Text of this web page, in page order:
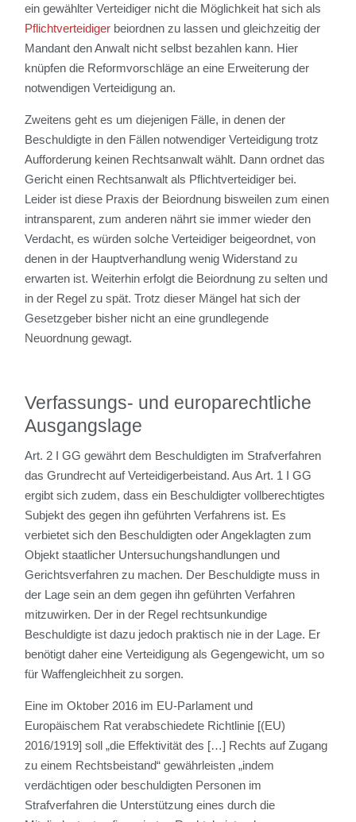
ein gewählter Verteidiger nicht die Möglichkeit hat sich als
Pflichtverteidiger beiordnen zu lassen und gleichzeitig der
Mandant den Anwalt nicht selbst bezahlen kann. Hier
knüpfen die Reformvorschläge an eine Erweiterung der
notwendigen Verteidigung an.
Zweitens geht es um diejenigen Fälle, in denen der
Beschuldigte in den Fällen notwendiger Verteidigung trotz
Aufforderung keinen Rechtsanwalt wählt. Dann ordnet das
Gericht einen Rechtsanwalt als Pflichtverteidiger bei.
Leider ist diese Praxis der Beiordnung bisweilen zum einen
intransparent, zum anderen nährt sie immer wieder den
Verdacht, es würden solche Verteidiger beigeordnet, von
denen in der Hauptverhandlung wenig Widerstand zu
erwarten ist. Weiterhin erfolgt die Beiordnung zu selten und
in der Regel zu spät. Trotz dieser Mängel hat sich der
Gesetzgeber bisher nicht an eine grundlegende
Neuordnung gewagt.
Verfassungs- und europarechtliche
Ausgangslage
Art. 2 I GG gewährt dem Beschuldigten im Strafverfahren
das Grundrecht auf Verteidigerbeistand. Aus Art. 1 I GG
ergibt sich zudem, dass ein Beschuldigter vollberechtigtes
Subjekt des gegen ihn geführten Verfahrens ist. Es
verbietet sich den Beschuldigten oder Angeklagten zum
Objekt staatlicher Untersuchungshandlungen und
Gerichtsverfahren zu machen. Der Beschuldigte muss in
der Lage sein an dem gegen ihn geführten Verfahren
mitzuwirken. Der in der Regel rechtsunkundige
Beschuldigte ist dazu jedoch praktisch nie in der Lage. Er
benötigt daher eine Verteidigung als Gegengewicht, um so
für Waffengleichheit zu sorgen.
Eine im Oktober 2016 im EU-Parlament und
Europäischem Rat verabschiedete Richtlinie [(EU)
2016/1919] soll „die Effektivität des […] Rechts auf Zugang
zu einem Rechtsbeistand“ gewährleisten „indem
verdächtigen oder beschuldigten Personen im
Strafverfahren die Unterstützung eines durch die